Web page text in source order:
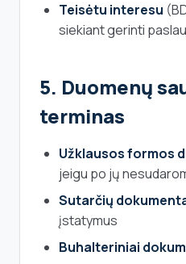
Teisėtu interesu
siekiant gerinti
5. Duomenų
terminas
Užklausos formos
jeigu po jų
Sutarčių
įstatymus
Buhalteriniai